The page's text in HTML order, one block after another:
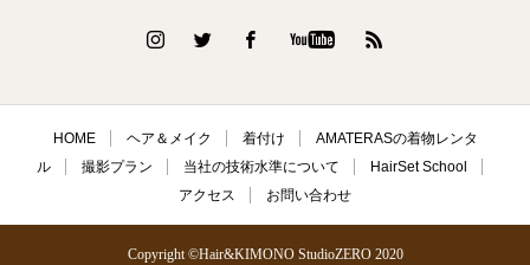
HOME ヘア＆メイク 着付け
AMATERASの着物レンタ
ル
撮影プラン 当社の技術水準について
HairSet School
アクセス
お問い合わせ
Copyright ©Hair&KIMONO StudioZERO 2020